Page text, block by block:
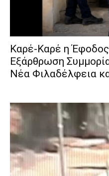
Καρέ-Καρέ η
Εξάρθρωση
Νέα Φιλαδέλφεια